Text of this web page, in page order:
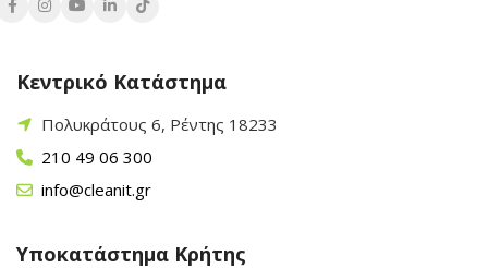
Κεντρικό Κατάστημα
Πολυκράτους 6, Ρέντης 18233
210 49 06 300
info@cleanit.gr
Υποκατάστημα Κρήτης